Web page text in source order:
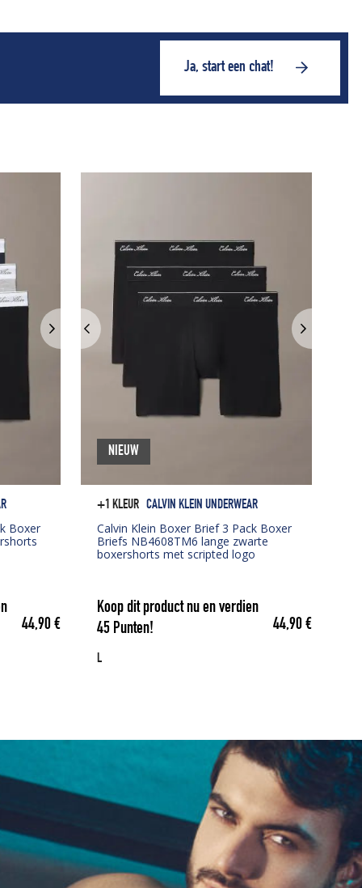
Ja, start een chat!
Boxer
44,90€
+1 KLEUR CALVIN KLEIN UNDERWEAR
Calvin Klein Boxer Brief 3 Pack Boxer
Briefs NB4608TM6 lange zwarte
boxershorts met scripted logo
Koop dit product nu en verdien
45Punten! 44,90€
L
NIEUW